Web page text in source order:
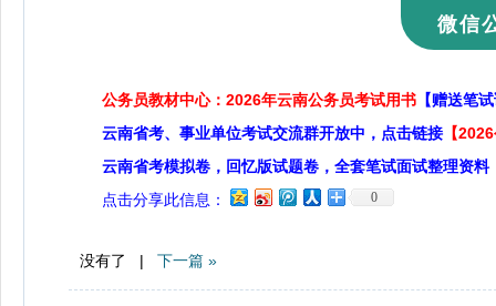
微信
公务员教材中心：2026年云南公务员考试用书 【赠送笔
云南省考、事业单位考试交流群开放中，点击链接 【
云南省考模拟卷，回忆版试题卷，全套笔试面试整理资料
点击分享此信息：
0
没有了 | 下一篇 »